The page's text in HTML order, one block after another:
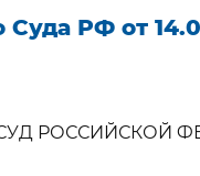
РФ от
РОССИЙСКОЙ